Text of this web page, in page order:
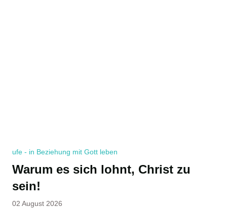
ufe - in Beziehung mit Gott leben
Warum es sich lohnt, Christ zu
sein!
02 August 2026